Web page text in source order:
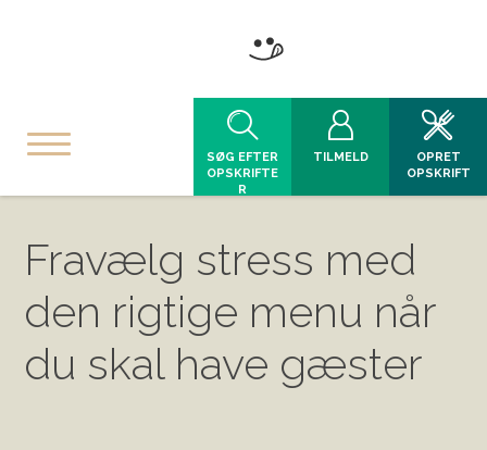
SØG EFTER
OPSKRIFTE
R
TILMELD
OPRET
OPSKRIFT
Fravælg stress med
den rigtige menu når
du skal have gæster